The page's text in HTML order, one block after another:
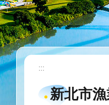
:::
新北市